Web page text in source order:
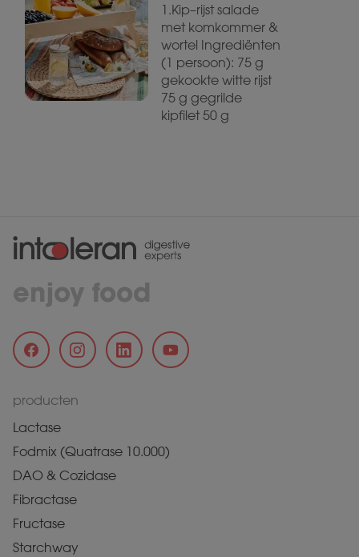
1.Kip–rijst salade
met komkommer &
wortel Ingrediënten
(1 persoon): 75 g
gekookte witte rijst
75 g gegrilde
kipfilet 50 g
enjoy food
producten
Lactase
Fodmix (Quatrase 10.000)
DAO & Cozidase
Fibractase
Fructase
Starchway